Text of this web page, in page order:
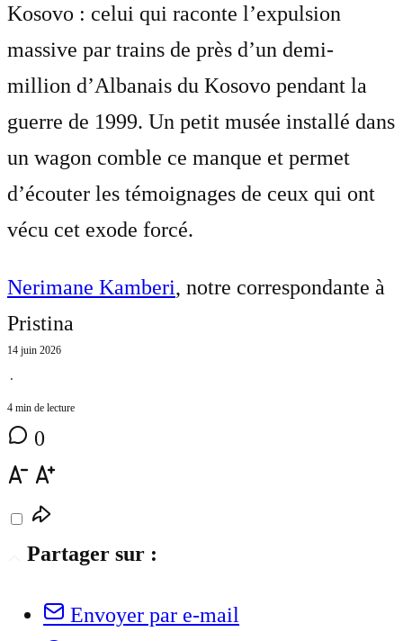
Kosovo : celui qui raconte l’expulsion
massive par trains de près d’un demi-
million d’Albanais du Kosovo pendant la
guerre de 1999. Un petit musée installé dans
un wagon comble ce manque et permet
d’écouter les témoignages de ceux qui ont
vécu cet exode forcé.
Nerimane Kamberi, notre correspondante à
Pristina
14 juin 2026
⋅
4 min de lecture
0
Partager sur :
Envoyer par e-mail